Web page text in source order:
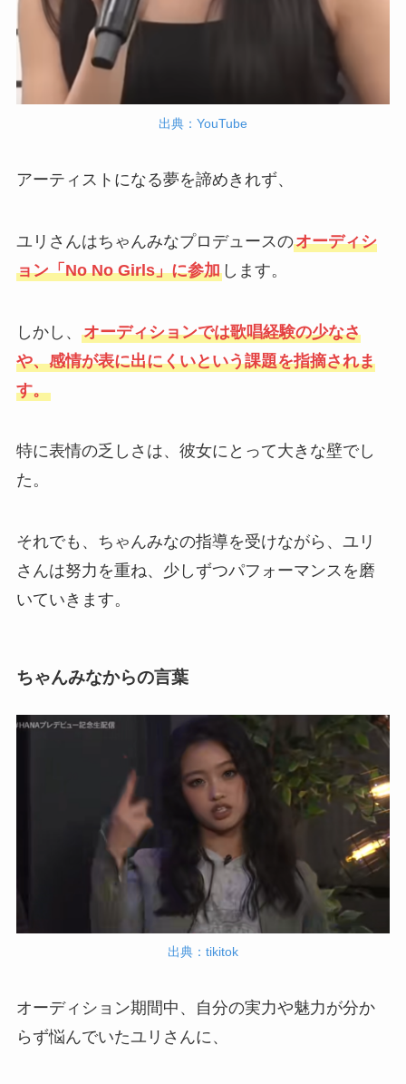
出典：YouTube
アーティストになる夢を諦めきれず、
ユリさんはちゃんみなプロデュースのオーディシ
ョン「No No Girls」に参加します。
しかし、 オーディションでは歌唱経験の少なさ
や、感情が表に出にくいという課題を指摘されま
す。
特に表情の乏しさは、彼女にとって大きな壁でし
た。
それでも、ちゃんみなの指導を受けながら、ユリ
さんは努力を重ね、少しずつパフォーマンスを磨
いていきます。
ちゃんみなからの言葉
出典：tikitok
オーディション期間中、自分の実力や魅力が分か
らず悩んでいたユリさんに、